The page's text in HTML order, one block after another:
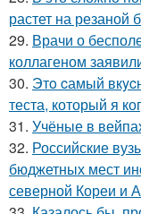
растет на резаной
29. Врачи о
коллагеном
30. Этo cамый
теста, который я
31. Учёные в
32. Российские
бюджетных мест
северной Кореи и